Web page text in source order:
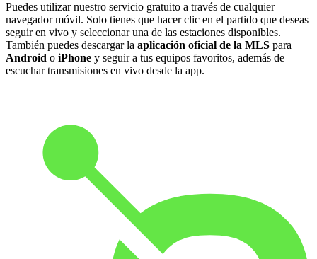
Puedes utilizar nuestro servicio gratuito a través de cualquier
navegador móvil. Solo tienes que hacer clic en el partido que deseas
seguir en vivo y seleccionar una de las estaciones disponibles.
También puedes descargar la aplicación oficial de la MLS para
Android o iPhone y seguir a tus equipos favoritos, además de
escuchar transmisiones en vivo desde la app.